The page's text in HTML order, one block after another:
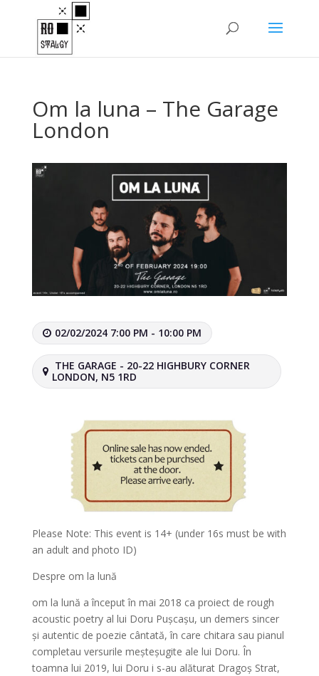
Om la luna – The Garage
London
02/02/2024 7:00 PM - 10:00 PM
THE GARAGE - 20-22 HIGHBURY CORNER
LONDON, N5 1RD
Please Note: This event is 14+ (under 16s must be with
an adult and photo ID)
Despre om la lună
om la lună a început în mai 2018 ca proiect de rough
acoustic poetry al lui Doru Pușcașu, un demers sincer
și autentic de poezie cântată, în care chitara sau pianul
completau versurile meșteșugite ale lui Doru. În
toamna lui 2019, lui Doru i s-au alăturat Dragoș Strat,